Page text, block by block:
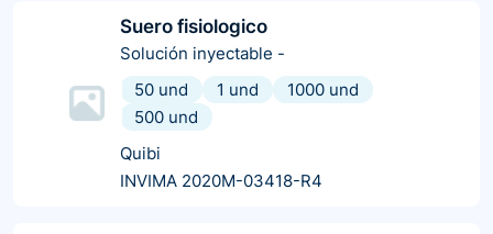
Suero fisiologico
Solución inyectable -
50 und
1 und
1000 und
500 und
Quibi
INVIMA 2020M-03418-R4